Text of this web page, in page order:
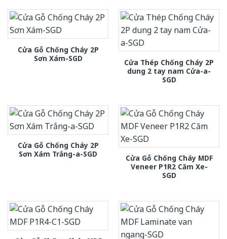
Cửa Gỗ Chống Cháy 2P
Sơn Xám-SGD
Cửa Thép Chống Cháy 2P
dung 2 tay nam Cửa-a-
SGD
Cửa Gỗ Chống Cháy 2P
Sơn Xám Trắng-a-SGD
Cửa Gỗ Chống Cháy MDF
Veneer P1R2 Căm Xe-
SGD